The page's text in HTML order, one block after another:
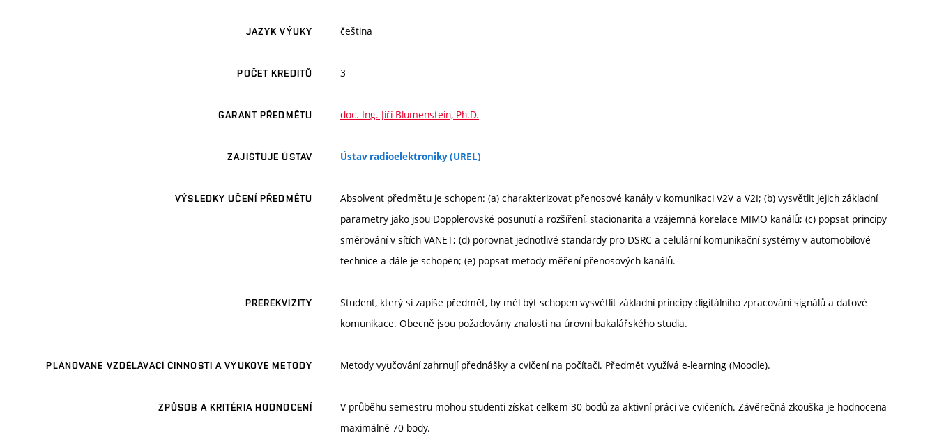
JAZYK VÝUKY čeština
POČET KREDITŮ 3
GARANT PŘEDMĚTU doc. Ing. Jiří Blumenstein, Ph.D.
ZAJIŠŤUJE ÚSTAV Ústav radioelektroniky (UREL)
VÝSLEDKY UČENÍ PŘEDMĚTU
Absolvent předmětu je schopen: (a) charakterizovat přenosové kanály v komunikaci V2V a V2I; (b) vysvětlit jejich základní
parametry jako jsou Dopplerovské posunutí a rozšíření, stacionarita a vzájemná korelace MIMO kanálů; (c) popsat principy
směrování v sítích VANET; (d) porovnat jednotlivé standardy pro DSRC a celulární komunikační systémy v automobilové
technice a dále je schopen; (e) popsat metody měření přenosových kanálů.
PREREKVIZITY
Student, který si zapíše předmět, by měl být schopen vysvětlit základní principy digitálního zpracování signálů a datové
komunikace. Obecně jsou požadovány znalosti na úrovni bakalářského studia.
PLÁNOVANÉ VZDĚLÁVACÍ ČINNOSTI A VÝUKOVÉ METODY Metody vyučování zahrnují přednášky a cvičení na počítači. Předmět využívá e-learning (Moodle).
ZPŮSOB A KRITÉRIA HODNOCENÍ
V průběhu semestru mohou studenti získat celkem 30 bodů za aktivní práci ve cvičeních. Závěrečná zkouška je hodnocena
maximálně 70 body.